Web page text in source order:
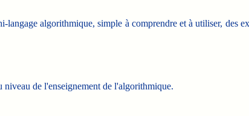
algorithmique, simple à comprendre et à utiliser, des
niveau de l'enseignement de l'algorithmique.